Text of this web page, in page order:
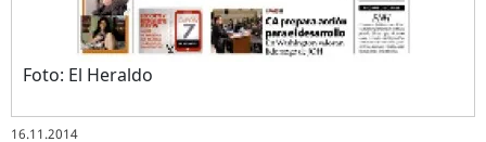
Foto: El Heraldo
16.11.2014